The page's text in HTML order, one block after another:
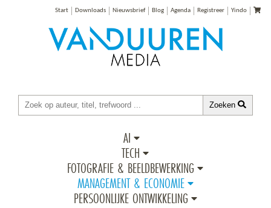
Start Downloads Nieuwsbrief Blog Agenda Registreer Yindo
Zoeken
AI
TECH
FOTOGRAFIE & BEELDBEWERKING
MANAGEMENT & ECONOMIE
PERSOONLIJKE ONTWIKKELING